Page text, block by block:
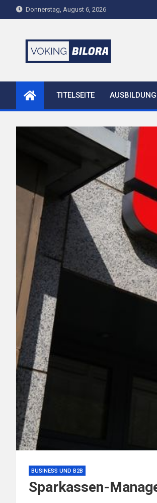
to
Donnerstag, August 6, 2026
voking-
TITELSEITE
BUSINESS UND B2B
Sparkassen-